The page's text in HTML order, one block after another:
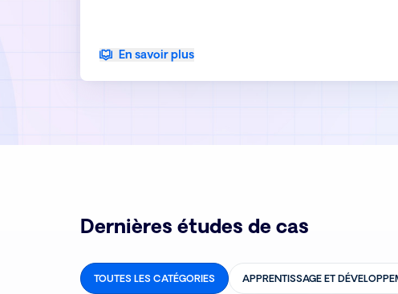
En savoir plus
Dernières études de cas
TOUTES LES CATÉGORIES APPRENTISSAGE ET